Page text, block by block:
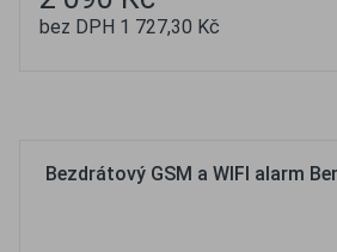
bez DPH 1 727,30 Kč
Bezdrátový GSM a WIFI alarm